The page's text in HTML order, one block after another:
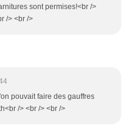
sont permises!<br />
/> <br />
pouvait faire des gauffres
/> <br /> <br />